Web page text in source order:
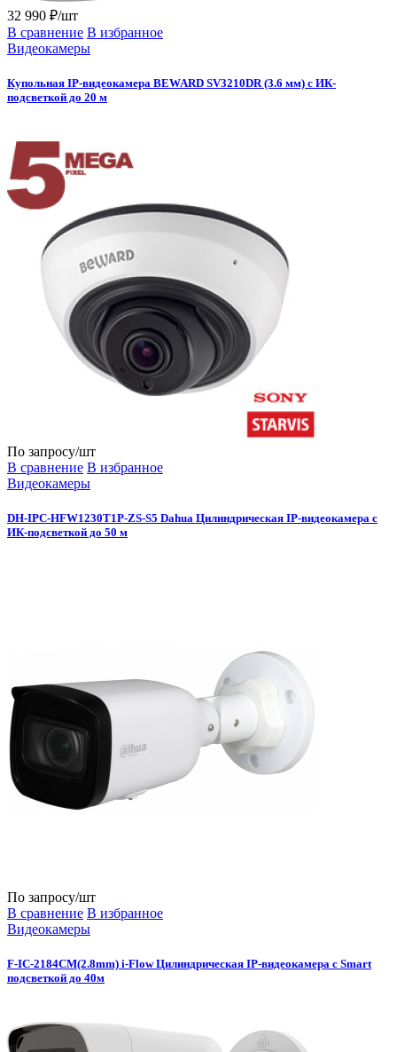
32 990 ₽/шт
В сравнение В избранное
Видеокамеры
Купольная IP-видеокамера BEWARD SV3210DR (3.6 мм) с ИК-
подсветкой до 20 м
По запросу/шт
В сравнение В избранное
Видеокамеры
DH-IPC-HFW1230T1P-ZS-S5 Dahua Цилиндрическая IP-видеокамера с
ИК-подсветкой до 50 м
По запросу/шт
В сравнение В избранное
Видеокамеры
F-IC-2184CM(2.8mm) i-Flow Цилиндрическая IP-видеокамера с Smart
подсветкой до 40м